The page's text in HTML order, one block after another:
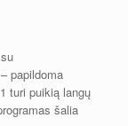
papildoma
turi puikią langų
šalia